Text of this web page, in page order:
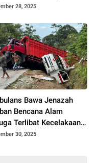
28, 2025
Bawa Jenazah
Bencana Alam
Terlibat Kecelakaan
di Sitinjau Lauik
30, 2025